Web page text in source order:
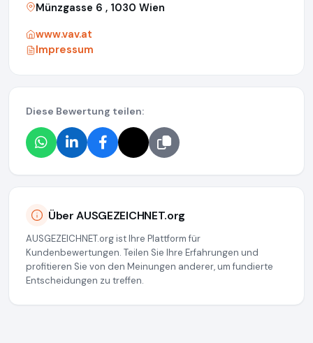
Münzgasse 6 , 1030 Wien
www.vav.at
Impressum
Diese Bewertung teilen:
Über AUSGEZEICHNET.org
AUSGEZEICHNET.org ist Ihre Plattform für
Kundenbewertungen. Teilen Sie Ihre Erfahrungen und
profitieren Sie von den Meinungen anderer, um fundierte
Entscheidungen zu treffen.